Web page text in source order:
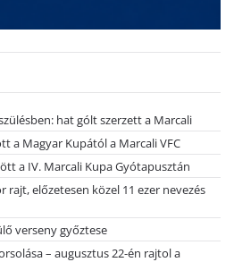
hat gólt szerzett a Marcali
a Magyar Kupától a Marcali VFC
a IV. Marcali Kupa Gyótapusztán
rajt, előzetesen közel 11 ezer nevezés
verseny győztese
– augusztus 22-én rajtol a